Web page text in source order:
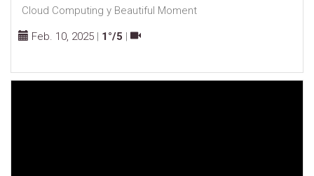
Cloud Computing y Beautiful Moment
Feb. 10, 2025 | 1°/5 |